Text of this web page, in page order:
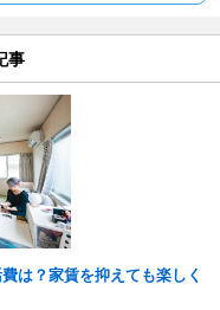
事
は？家賃を抑えても楽しく